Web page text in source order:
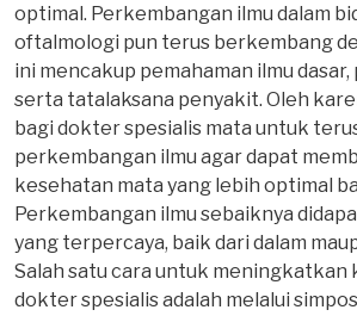
optimal. Perkembangan ilmu dalam
oftalmologi pun terus berkembang
ini mencakup pemahaman ilmu
serta tatalaksana penyakit. Oleh
bagi dokter spesialis mata untuk
perkembangan ilmu agar dapat
kesehatan mata yang lebih optimal
Perkembangan ilmu sebaiknya
yang terpercaya, baik dari dalam
Salah satu cara untuk meningkatkan
dokter spesialis adalah melalui